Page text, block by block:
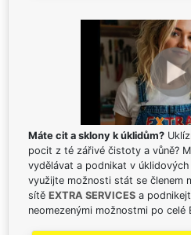
Máte cit a sklony k úklidům?
pocit z té zářivé čistoty a vůně?
vydělávat a podnikat v
využijte možnosti stát se členem
sítě EXTRA SERVICES a
neomezenými možnostmi po celé